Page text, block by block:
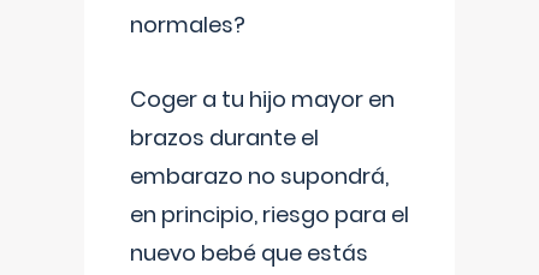
normales?
Coger a tu hijo mayor en
brazos durante el
embarazo no supondrá,
en principio, riesgo para el
nuevo bebé que estás